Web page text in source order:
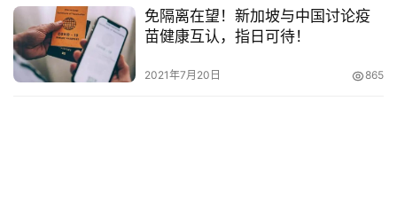
免隔离在望！新加坡与中国讨论疫
苗健康互认，指日可待！
2021年7月20日 865